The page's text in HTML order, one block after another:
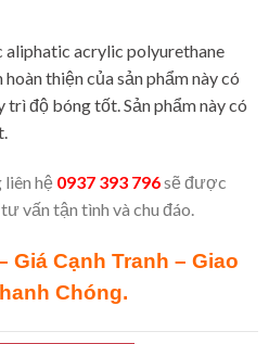
aliphatic acrylic polyurethane
thiện của sản phẩm này có
độ bóng tốt. Sản phẩm này có
hệ 0937 393 796sẽ được
vấn tận tình và chu đáo.
Giá Cạnh Tranh – Giao
Chóng.